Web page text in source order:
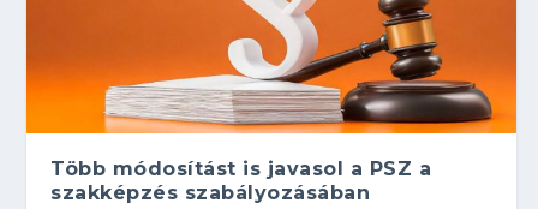
Több módosítást is javasol a PSZ a
szakképzés szabályozásában